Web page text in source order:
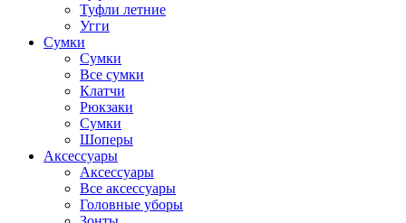
Туфли летние
Угги
Сумки
Сумки
Все сумки
Клатчи
Рюкзаки
Сумки
Шоперы
Аксессуары
Аксессуары
Все аксессуары
Головные уборы